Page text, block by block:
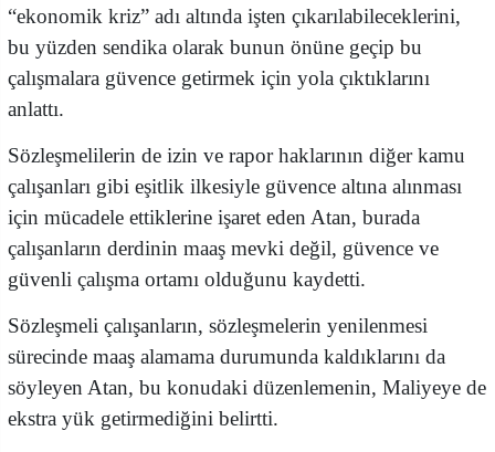
“ekonomik kriz” adı altında işten çıkarılabileceklerini,
bu yüzden sendika olarak bunun önüne geçip bu
çalışmalara güvence getirmek için yola çıktıklarını
anlattı.
Sözleşmelilerin de izin ve rapor haklarının diğer kamu
çalışanları gibi eşitlik ilkesiyle güvence altına alınması
için mücadele ettiklerine işaret eden Atan, burada
çalışanların derdinin maaş mevki değil, güvence ve
güvenli çalışma ortamı olduğunu kaydetti.
Sözleşmeli çalışanların, sözleşmelerin yenilenmesi
sürecinde maaş alamama durumunda kaldıklarını da
söyleyen Atan, bu konudaki düzenlemenin, Maliyeye de
ekstra yük getirmediğini belirtti.